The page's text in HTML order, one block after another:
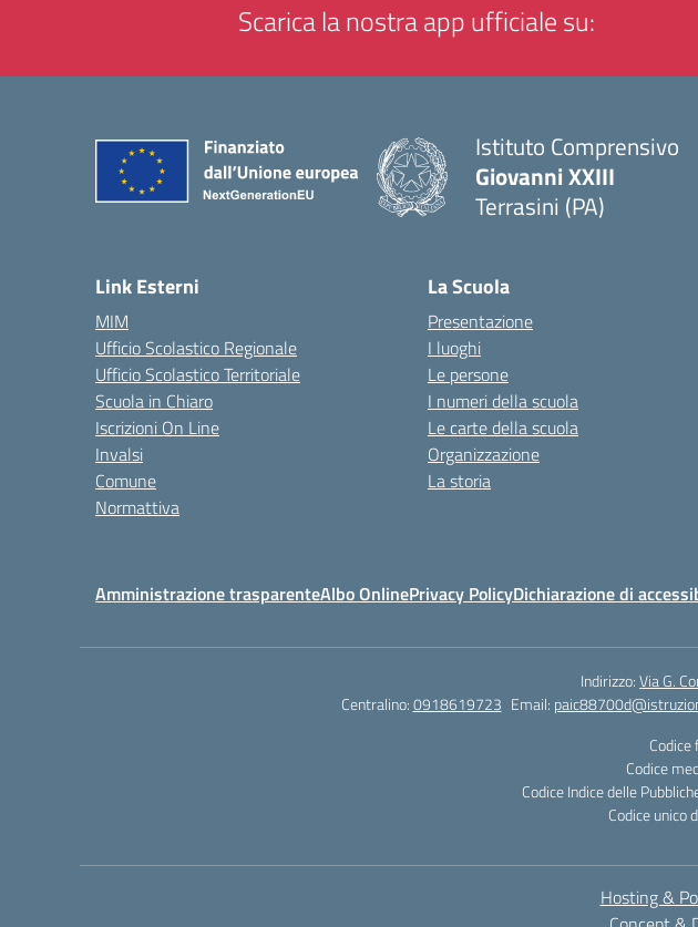
Scarica la nostra app ufficiale su:
Istituto Comprensivo
Giovanni XXIII
Terrasini (PA)
Link Esterni
MIM
Ufficio Scolastico Regionale
Ufficio Scolastico Territoriale
Scuola in Chiaro
Iscrizioni On Line
Invalsi
Comune
Normattiva
La Scuola
Presentazione
I luoghi
Le persone
I numeri della scuola
Le carte della scuola
Organizzazione
La storia
Amministrazione trasparenteAlbo OnlinePrivacy PolicyDichiarazione di
Indirizzo:Via G.
Centralino:0918619723 Email:
Codice
Codice Indice delle
Codice unico
Hosting &